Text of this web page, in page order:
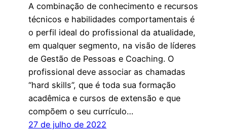
A combinação de conhecimento e recursos
técnicos e habilidades comportamentais é
o perfil ideal do profissional da atualidade,
em qualquer segmento, na visão de líderes
de Gestão de Pessoas e Coaching. O
profissional deve associar as chamadas
“hard skills”, que é toda sua formação
acadêmica e cursos de extensão e que
compõem o seu currículo…
27 de julho de 2022